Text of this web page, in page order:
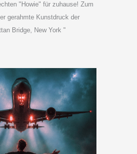
"Howie" für zuhause! Zum
gerahmte Kunstdruck der
Bridge, New York "